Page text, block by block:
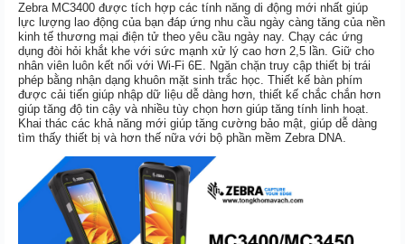
Zebra MC3400 được tích hợp các tính năng di động mới nhất giúp
lực lượng lao động của bạn đáp ứng nhu cầu ngày càng tăng của nền
kinh tế thương mại điện tử theo yêu cầu ngày nay. Chạy các ứng
dụng đòi hỏi khắt khe với sức mạnh xử lý cao hơn 2,5 lần. Giữ cho
nhân viên luôn kết nối với Wi-Fi 6E. Ngăn chặn truy cập thiết bị trái
phép bằng nhận dạng khuôn mặt sinh trắc học. Thiết kế bàn phím
được cải tiến giúp nhập dữ liệu dễ dàng hơn, thiết kế chắc chắn hơn
giúp tăng độ tin cậy và nhiều tùy chọn hơn giúp tăng tính linh hoạt.
Khai thác các khả năng mới giúp tăng cường bảo mật, giúp dễ dàng
tìm thấy thiết bị và hơn thế nữa với bộ phần mềm Zebra DNA.